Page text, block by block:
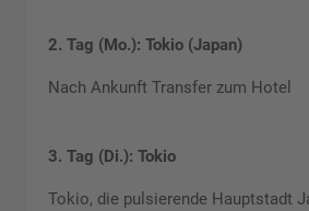
2. Tag (Mo.): Tokio (Japan)
Nach Ankunft Transfer zum Hotel
3. Tag (Di.): Tokio
Tokio, die pulsierende Hauptstadt